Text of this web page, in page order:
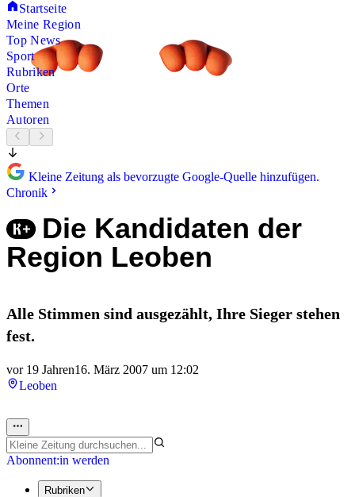
Startseite
Meine Region
Top News
Sport
Rubriken
Orte
Themen
Autoren
Kleine Zeitung als bevorzugte Google-Quelle hinzufügen.
Chronik
Die Kandidaten der
Region Leoben
Alle Stimmen sind ausgezählt, Ihre Sieger stehen
fest.
vor 19 Jahren16. März 2007 um 12:02
Leoben
Abonnent:in werden
Rubriken